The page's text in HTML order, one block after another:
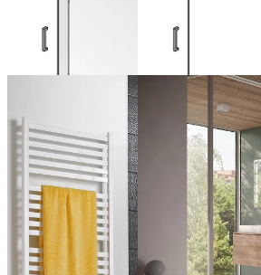
incluse)
Configurer